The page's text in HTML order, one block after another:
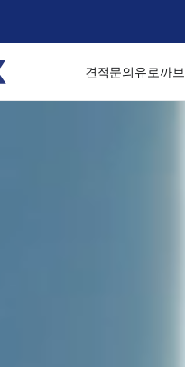
견적문의유로까브